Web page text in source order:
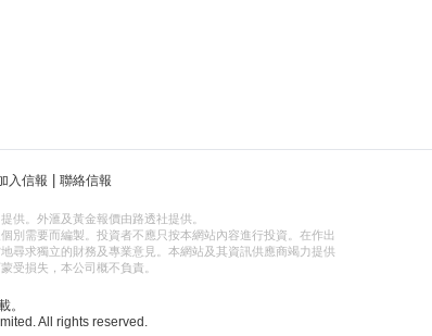
入信報 聯絡信報
供。外滙及黃金報價由路透社提供。
別需要而編製。投資者不應只按本網站內容進行投資。在作出
尋求獨立的財務及專業意見。本網站及其資訊供應商竭力提供
受損失，本公司概不負責。
。
All rights reserved.